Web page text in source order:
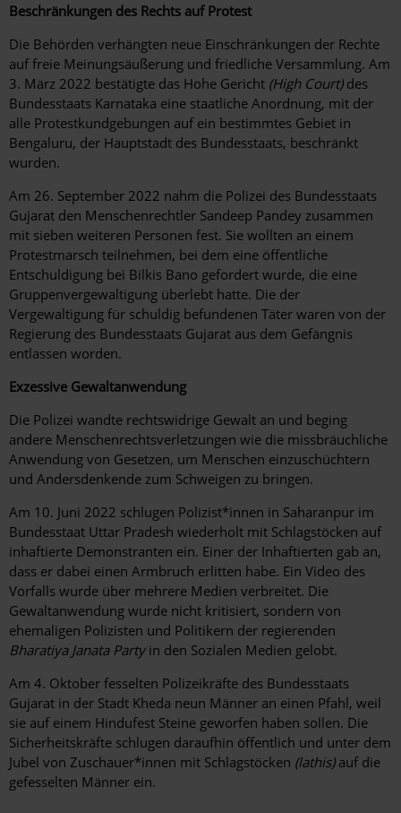
Beschränkungen des Rechts auf Protest
Die Behörden verhängten neue Einschränkungen der Rechte
auf freie Meinungsäußerung und friedliche Versammlung. Am
3. März 2022 bestätigte das Hohe Gericht (High Court)des
Bundesstaats Karnataka eine staatliche Anordnung, mit der
alle Protestkundgebungen auf ein bestimmtes Gebiet in
Bengaluru, der Hauptstadt des Bundesstaats, beschränkt
wurden.
Am 26. September 2022 nahm die Polizei des Bundesstaats
Gujarat den Menschenrechtler Sandeep Pandey zusammen
mit sieben weiteren Personen fest. Sie wollten an einem
Protestmarsch teilnehmen, bei dem eine öffentliche
Entschuldigung bei Bilkis Bano gefordert wurde, die eine
Gruppenvergewaltigung überlebt hatte. Die der
Vergewaltigung für schuldig befundenen Täter waren von der
Regierung des Bundesstaats Gujarat aus dem Gefängnis
entlassen worden.
Exzessive Gewaltanwendung
Die Polizei wandte rechtswidrige Gewalt an und beging
andere Menschenrechtsverletzungen wie die missbräuchliche
Anwendung von Gesetzen, um Menschen einzuschüchtern
und Andersdenkende zum Schweigen zu bringen.
Am 10. Juni 2022 schlugen Polizist*innen in Saharanpur im
Bundesstaat Uttar Pradesh wiederholt mit Schlagstöcken auf
inhaftierte Demonstranten ein. Einer der Inhaftierten gab an,
dass er dabei einen Armbruch erlitten habe. Ein Video des
Vorfalls wurde über mehrere Medien verbreitet. Die
Gewaltanwendung wurde nicht kritisiert, sondern von
ehemaligen Polizisten und Politikern der regierenden
Bharatiya Janata Partyin den Sozialen Medien gelobt.
Am 4. Oktober fesselten Polizeikräfte des Bundesstaats
Gujarat in der Stadt Kheda neun Männer an einen Pfahl, weil
sie auf einem Hindufest Steine geworfen haben sollen. Die
Sicherheitskräfte schlugen daraufhin öffentlich und unter dem
Jubel von Zuschauer*innen mit Schlagstöcken (lathis)auf die
gefesselten Männer ein.